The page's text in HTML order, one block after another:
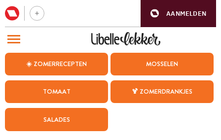
AANMELDEN
☀️ ZOMERRECEPTEN MOSSELEN
TOMAAT 🍹 ZOMERDRANKJES
SALADES
BEZOEK ONZE ANDERE WEBSITES
WEEKMENU
CHAT MET MAIA